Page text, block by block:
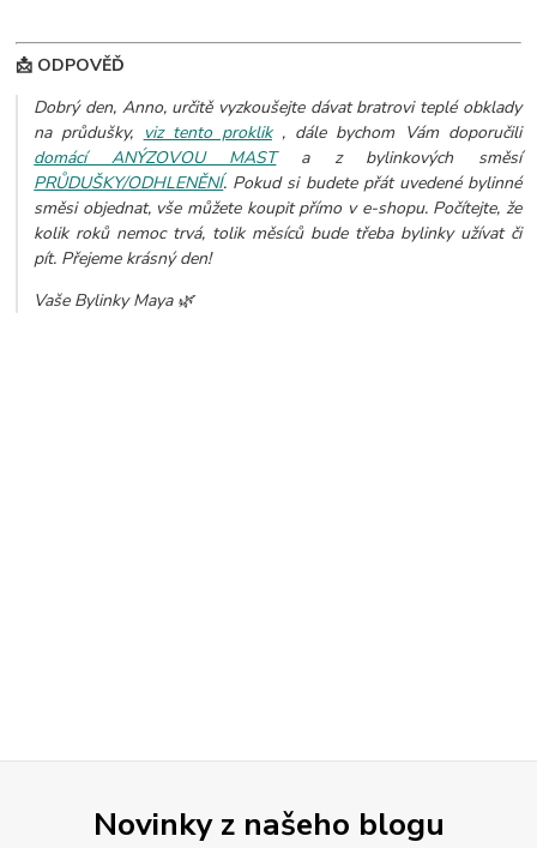
📩 ODPOVĚĎ
Dobrý den, Anno, určitě vyzkoušejte dávat bratrovi teplé obklady
na průdušky, viz tento proklik, dále bychom Vám doporučili
domácí ANÝZOVOU MASTa z bylinkových směsí
PRŮDUŠKY/ODHLENĚNÍ. Pokud si budete přát uvedené bylinné
směsi objednat, vše můžete koupit přímo v e-shopu. Počítejte, že
kolik roků nemoc trvá, tolik měsíců bude třeba bylinky užívat či
pít. Přejeme krásný den!
Vaše Bylinky Maya 🌿
Novinky z našeho blogu